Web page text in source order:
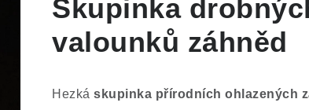
Skupinka
valounků záhněd
Hezká skupinka přírodních ohlazených